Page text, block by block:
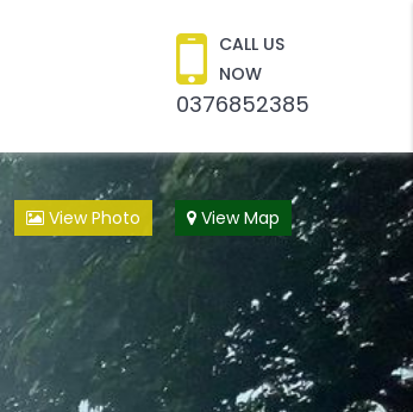
CALL US
NOW
0376852385
View Photo View Map